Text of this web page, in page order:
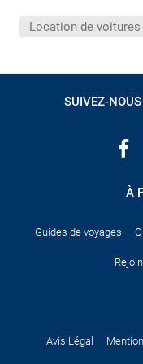
Pour vous en assurer,
Location de voitures
SUIVEZ-
À
Guides de voyages
Avis Légal